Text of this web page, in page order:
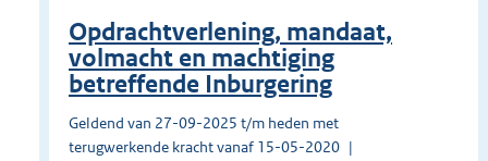
Opdrachtverlening, mandaat,
volmacht en machtiging
betreffende Inburgering
Geldend van 27-09-2025 t/m heden met
terugwerkende kracht vanaf 15-05-2020